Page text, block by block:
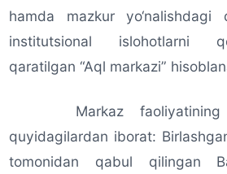
hamda mazkur
institutsional islohotlarni
qaratilgan “Aql markazi”
Markaz faoliyatining
quyidagilardan iborat:
tomonidan qabul qilingan